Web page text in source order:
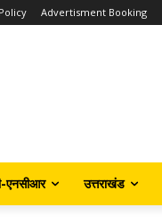
Advertisment Booking
एनसीआर उत्तराखंड